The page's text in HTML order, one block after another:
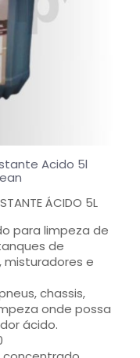
Acido 5l
ÁCIDO 5L
para limpeza de
de
misturadores e
chassis,
onde possa
ácido.